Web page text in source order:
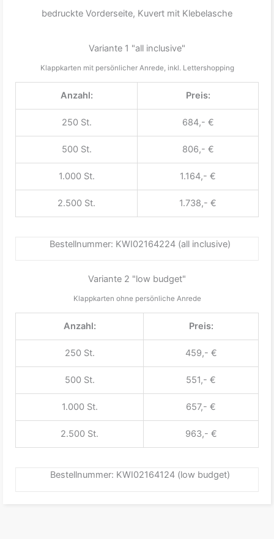
bedruckte Vorderseite, Kuvert mit Klebelasche
Variante 1 "all inclusive"
Klappkarten mit persönlicher Anrede, inkl. Lettershopping
Anzahl: Preis:
250 St. 684,- €
500 St. 806,- €
1.000 St. 1.164,- €
2.500 St. 1.738,- €
Bestellnummer: KWI02164224 (all inclusive)
Variante 2 "low budget"
Klappkarten ohne persönliche Anrede
Anzahl: Preis:
250 St. 459,- €
500 St. 551,- €
1.000 St. 657,- €
2.500 St. 963,- €
Bestellnummer: KWI02164124 (low budget)